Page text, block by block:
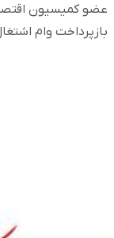
عضو کمیسیون
بازپرداخت وام